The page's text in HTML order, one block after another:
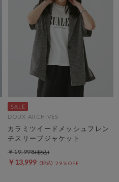
DOUX ARCHIVES
カラミツイードメッシュフレン
チスリーブジャケット
￥13,999 29％OFF
￥19,998